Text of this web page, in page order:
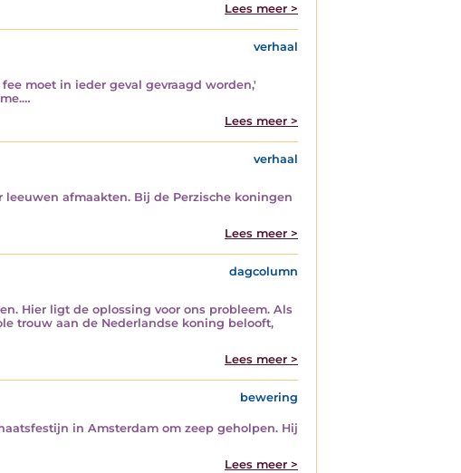
Lees meer >
verhaal
moet in ieder geval gevraagd worden,'
Lees meer >
verhaal
afmaakten. Bij de Perzische koningen
Lees meer >
dagcolumn
Hier ligt de oplossing voor ons probleem. Als
trouw aan de Nederlandse koning belooft,
Lees meer >
bewering
in Amsterdam om zeep geholpen. Hij
Lees meer >